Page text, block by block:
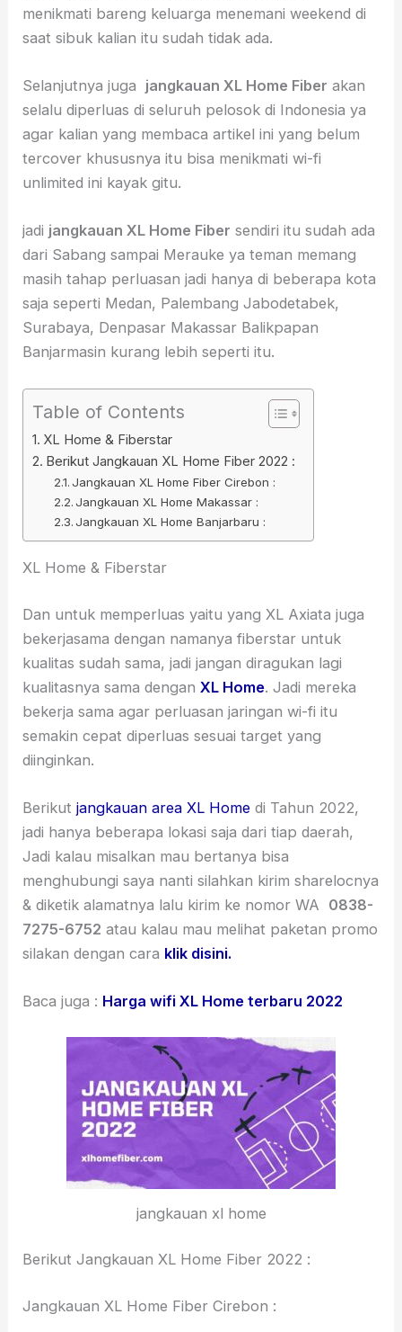
menikmati bareng keluarga menemani weekend di
saat sibuk kalian itu sudah tidak ada.
Selanjutnya juga jangkauan XL Home Fiber akan
selalu diperluas di seluruh pelosok di Indonesia ya
agar kalian yang membaca artikel ini yang belum
tercover khususnya itu bisa menikmati wi-fi
unlimited ini kayak gitu.
jadi jangkauan XL Home Fiber sendiri itu sudah ada
dari Sabang sampai Merauke ya teman memang
masih tahap perluasan jadi hanya di beberapa kota
saja seperti Medan, Palembang Jabodetabek,
Surabaya, Denpasar Makassar Balikpapan
Banjarmasin kurang lebih seperti itu.
Table of Contents
XL Home & Fiberstar
Berikut Jangkauan XL Home Fiber 2022 :
Jangkauan XL Home Fiber Cirebon :
Jangkauan XL Home Makassar :
Jangkauan XL Home Banjarbaru :
XL Home & Fiberstar
Dan untuk memperluas yaitu yang XL Axiata juga
bekerjasama dengan namanya fiberstar untuk
kualitas sudah sama, jadi jangan diragukan lagi
kualitasnya sama denganXL Home. Jadi mereka
bekerja sama agar perluasan jaringan wi-fi itu
semakin cepat diperluas sesuai target yang
diinginkan.
Berikutjangkauan area XL Home di Tahun 2022,
jadi hanya beberapa lokasi saja dari tiap daerah,
Jadi kalau misalkan mau bertanya bisa
menghubungi saya nanti silahkan kirim sharelocnya
& diketik alamatnya lalu kirim ke nomor WA 0838-
7275-6752 atau kalau mau melihat paketan promo
silakan dengan cara klik disini.
Baca juga : Harga wifi XL Home terbaru 2022
jangkauan xl home
Berikut Jangkauan XL Home Fiber 2022 :
Jangkauan XL Home Fiber Cirebon :